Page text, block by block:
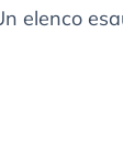
elenco